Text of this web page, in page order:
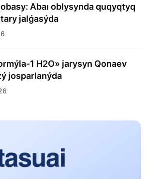
Abaı oblysynda quqyqtyq
jalǵasýda
1 H2O» jarysyn Qonaev
josparlanýda
Kúshti bılikke kúshti tulǵalar